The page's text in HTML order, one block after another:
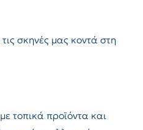
σκηνές μας κοντά στη
τοπικά προϊόντα και